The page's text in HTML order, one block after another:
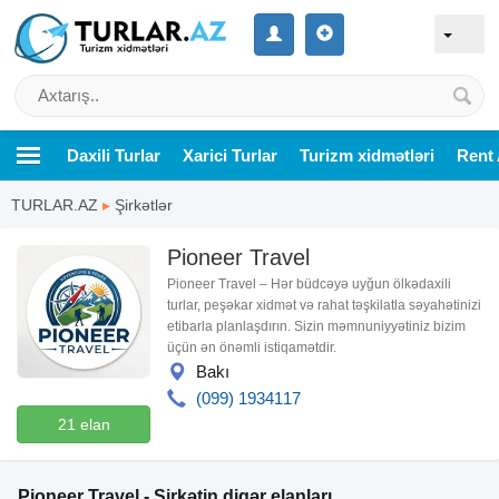
Daxili Turlar Xarici Turlar Turizm xidmətləri Rent
TURLAR.AZ ▸ Şirkətlər
21 elan
Pioneer Travel
Pioneer Travel – Hər büdcəyə uyğun ölkədaxili
turlar, peşəkar xidmət və rahat təşkilatla səyahətinizi
etibarla planlaşdırın. Sizin məmnuniyyətiniz bizim
üçün ən önəmli istiqamətdir.
Bakı
(099) 1934117